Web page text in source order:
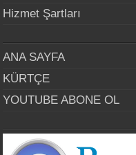
Hizmet Şartları
ANA SAYFA
KÜRTÇE
YOUTUBE ABONE OL